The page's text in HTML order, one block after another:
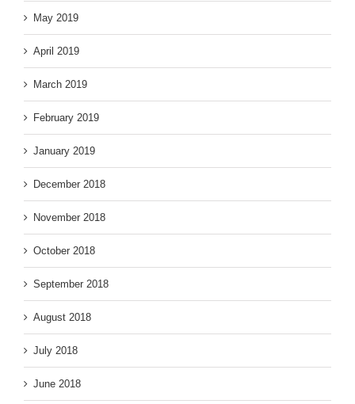
May 2019
April 2019
March 2019
February 2019
January 2019
December 2018
November 2018
October 2018
September 2018
August 2018
July 2018
June 2018